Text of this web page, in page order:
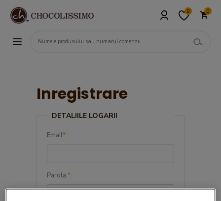
0 0
Inregistrare
DETALIILE LOGARII
Email*
Parola:*